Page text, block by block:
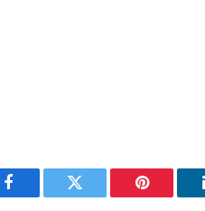
Facebook Twitter Pinterest